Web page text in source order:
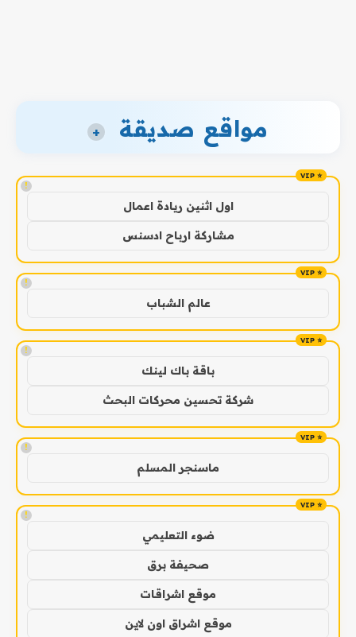
مواقع صديقة +
!
اول اثنين ريادة اعمال
مشاركة ارباح ادسنس
!
عالم الشباب
!
باقة باك لينك
شركة تحسين محركات البحث
!
ماسنجر المسلم
!
ضوء التعليمي
صحيفة برق
موقع اشراقات
موقع اشراق اون لاين